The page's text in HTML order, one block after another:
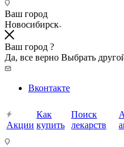
Ваш город
Новосибирск
Ваш город ?
Да, все верно Выбрать
Вконтакте
Акции
Как
купить
Поиск
лекарств